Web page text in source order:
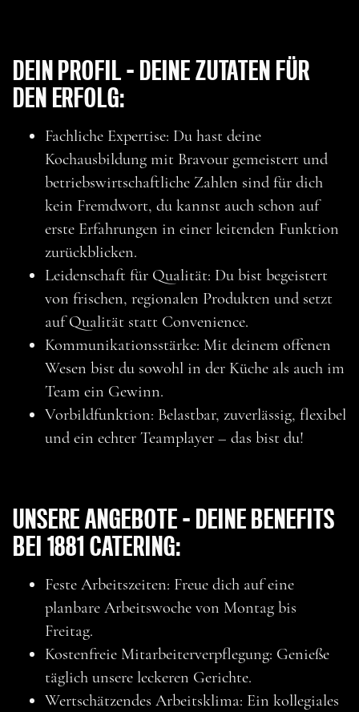
DEIN PROFIL – DEINE ZUTATEN FÜR
DEN ERFOLG:
Fachliche Expertise: Du hast deine
Kochausbildung mit Bravour gemeistert und
betriebswirtschaftliche Zahlen sind für dich
kein Fremdwort, du kannst auch schon auf
erste Erfahrungen in einer leitenden Funktion
zurückblicken.
Leidenschaft für Qualität: Du bist begeistert
von frischen, regionalen Produkten und setzt
auf Qualität statt Convenience.
Kommunikationsstärke: Mit deinem offenen
Wesen bist du sowohl in der Küche als auch im
Team ein Gewinn.
Vorbildfunktion: Belastbar, zuverlässig, flexibel
und ein echter Teamplayer – das bist du!
UNSERE ANGEBOTE – DEINE BENEFITS
BEI 1881 CATERING:
Feste Arbeitszeiten: Freue dich auf eine
planbare Arbeitswoche von Montag bis
Freitag.
Kostenfreie Mitarbeiterverpflegung: Genieße
täglich unsere leckeren Gerichte.
Wertschätzendes Arbeitsklima: Ein kollegiales